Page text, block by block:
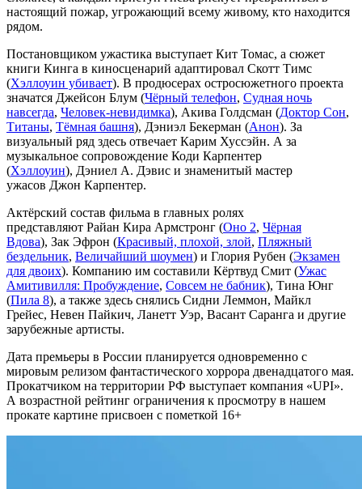
настоящий пожар, угрожающий всему живому, кто находится
рядом.
Постановщиком ужастика выступает Кит Томас, а сюжет
книги Кинга в киносценарий адаптировал Скотт Тимс
(Хэллоуин убивает). В продюсерах остросюжетного проекта
значатся Джейсон Блум (Чёрный телефон, Судная ночь
навсегда, Человек-невидимка), Акива Голдсман (Доктор Сон,
Титаны, Тёмная башня), Дэниэл Бекерман (Анон). За
визуальный ряд здесь отвечает Карим Хуссэйн. А за
музыкальное сопровождение Коди Карпентер
(Хэллоуин), Дэниел А. Дэвис и знаменитый мастер
ужасов Джон Карпентер.
Актёрский состав фильма в главных ролях
представляют Райан Кира Армстронг (Оно 2, Чёрная
Вдова), Зак Эфрон (Красивый, плохой, злой, Пляжный
бездельник, Величайший шоумен) и Глория Рубен (Экзамен
для двоих). Компанию им составили Кёртвуд Смит (Ужас
Амитивилля: Пробуждение, Совсем не бабник), Тина Юнг
(Пила 8), а также здесь снялись Сидни Леммон, Майкл
Грейес, Невен Пайкич, Ланетт Уэр, Васант Саранга и другие
зарубежные артисты.
Дата премьеры в России планируется одновременно с
мировым релизом фантастического хоррора двенадцатого мая.
Прокатчиком на территории РФ выступает компания «UPI».
А возрастной рейтинг ограничения к просмотру в нашем
прокате картине присвоен с пометкой 16+